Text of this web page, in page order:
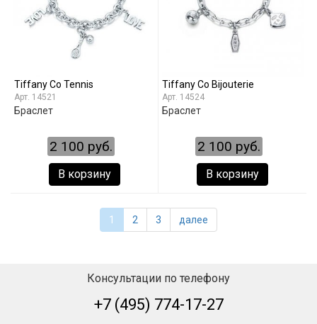
Tiffany Co Tennis
14521
Браслет
2 100 руб.
В корзину
Tiffany Co Bijouterie
14524
Браслет
2 100 руб.
В корзину
1 2 3 далее
Консультации по телефону
+7 (495) 774-17-27